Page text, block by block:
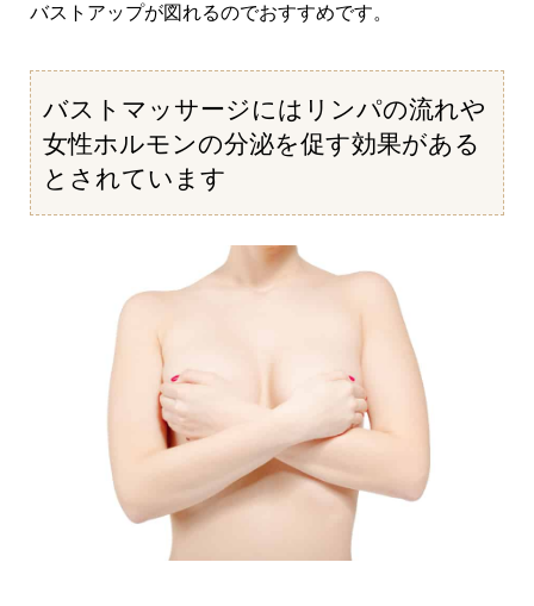
バストアップが図れるのでおすすめです。
バストマッサージにはリンパの流れや
女性ホルモンの分泌を促す効果がある
とされています